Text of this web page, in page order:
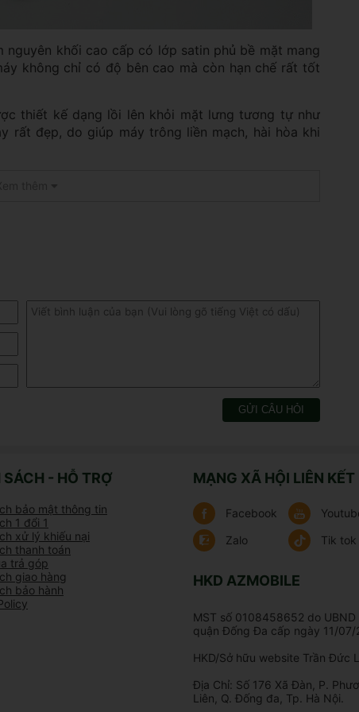
khối cao cấp có lớp satin phủ bề mặt mang
không chỉ có độ bên cao mà còn hạn chế rất tốt
thiết kế dạng lồi lên khỏi mặt lưng tương tự như
rất đẹp, do giúp máy trông liền mạch, hài hòa khi
IP68 là yếu tố khẳng định tiêu chuẩn cao cấp
ở độ sâu 1m5 trong vòng 30 phút.
GỬI CÂU HỎI
SÁCH - HỖ TRỢ
bảo mật thông tin
1 đổi 1
xử lý khiếu nại
thanh toán
trả góp
giao hàng
bảo hành
MẠNG XÃ HỘI LIÊN KẾT
Facebook
Zalo
Tik tok
HKD AZMOBILE
MST số 0108458652 do UBND
quận Đống Đa cấp ngày 11/07/
HKD/Sở hữu website Trần Đức
Địa Chỉ: Số 176 Xã Đàn, P.
Liên, Q. Đống đa, Tp. Hà Nội.